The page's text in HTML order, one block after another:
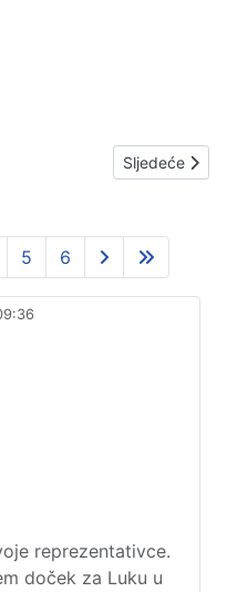
USKORO OTVORENJE
Sljedeći
Sljedeće
5 6
reprezentativce.
doček za Luku u